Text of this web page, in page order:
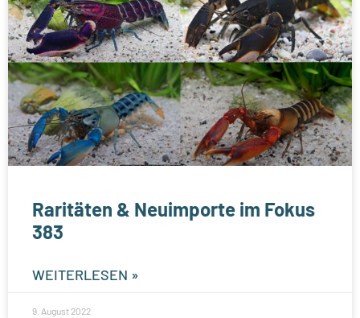
Raritäten & Neuimporte im Fokus
383
WEITERLESEN »
9. August 2022